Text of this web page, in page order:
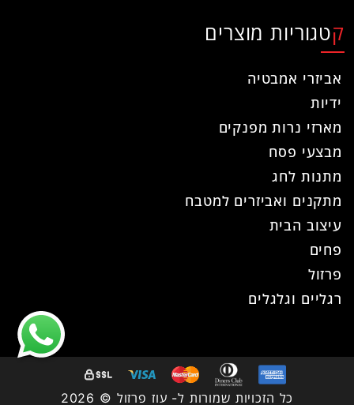
קטגוריות מוצרים
אביזרי אמבטיה
ידיות
מארזי נרות מפנקים
מבצעי פסח
מתנות לחג
מתקנים ואביזרים למטבח
עיצוב הבית
פחים
פרזול
רגליים וגלגלים
כל הזכויות שמורות ל- עוז פרזול © 2026